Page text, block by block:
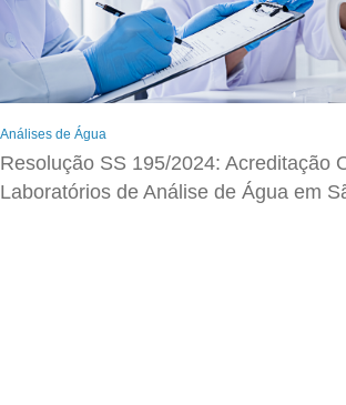
Análises de Água
Resolução SS 195/2024: Acreditação
Laboratórios de Análise de Água em